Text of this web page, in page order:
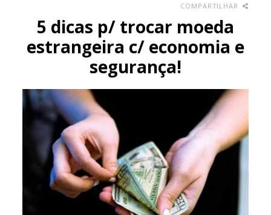
COMPARTILHAR
5 dicas p/ trocar moeda
estrangeira c/ economia e
segurança!